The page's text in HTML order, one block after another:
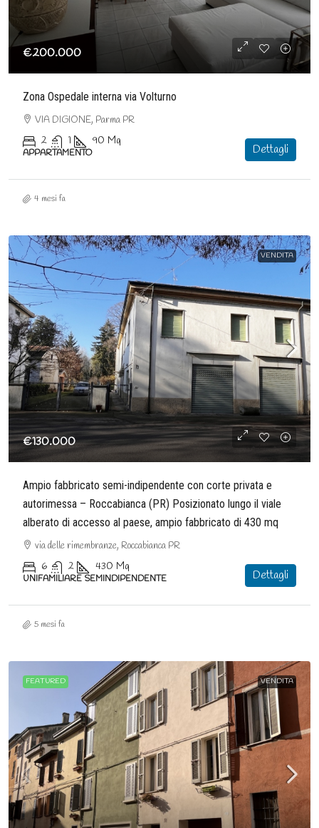
€200.000
Zona Ospedale interna via Volturno
VIA DIGIONE, Parma PR
2 1 90 Mq
APPARTAMENTO Dettagli
4 mesi fa
VENDITA
€130.000
Ampio fabbricato semi-indipendente con corte privata e
autorimessa – Roccabianca (PR) Posizionato lungo il viale
alberato di accesso al paese, ampio fabbricato di 430 mq
via delle rimembranze, Roccabianca PR
6 2 430 Mq
UNIFAMILIARE SEMINDIPENDENTE Dettagli
5 mesi fa
FEATURED VENDITA